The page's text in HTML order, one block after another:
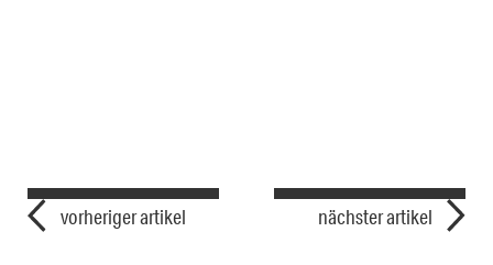
vorheriger artikel nächster artikel